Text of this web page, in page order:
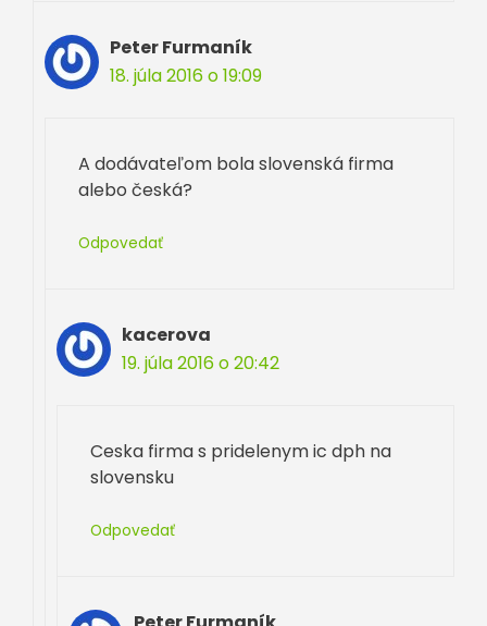
Peter Furmaník
18. júla 2016 o 19:09
A dodávateľom bola slovenská firma
alebo česká?
Odpovedať
kacerova
19. júla 2016 o 20:42
Ceska firma s pridelenym ic dph na
slovensku
Odpovedať